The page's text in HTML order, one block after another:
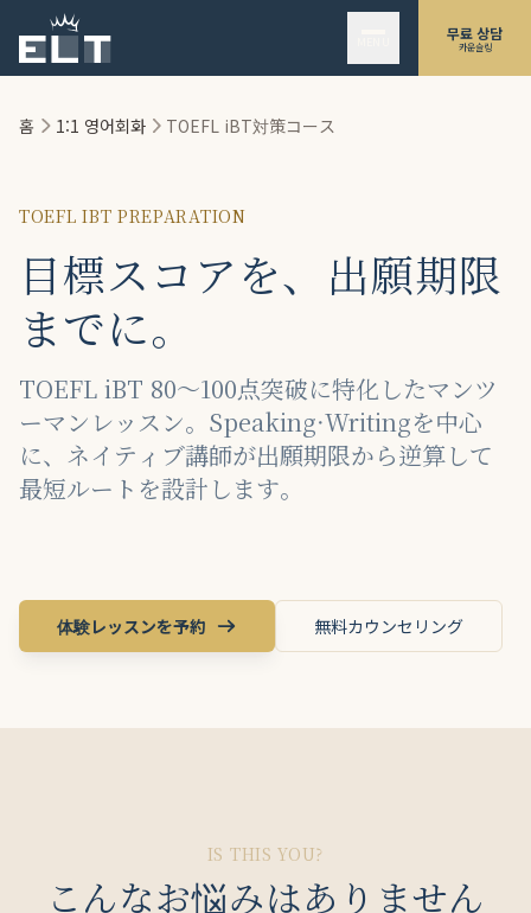
본문으로 건너뛰기
무료 상담
카운슬링
홈 1:1 영어회화 TOEFL iBT対策コース
TOEFL IBT PREPARATION
目標スコアを、出願期限
までに。
TOEFL iBT 80〜100点突破に特化したマンツ
ーマンレッスン。Speaking·Writingを中心
に、ネイティブ講師が出願期限から逆算して
最短ルートを設計します。
体験レッスンを予約 無料カウンセリング
IS THIS YOU?
こんなお悩みはありません